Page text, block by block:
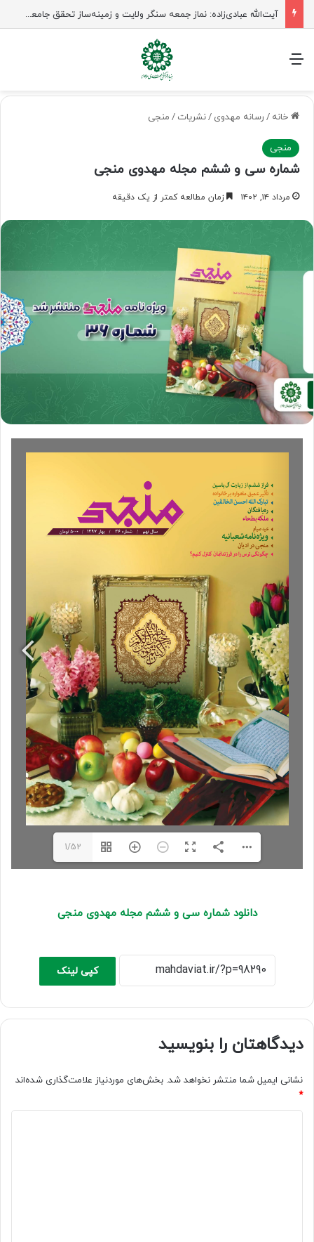
آیت‌الله عبادی‌زاده: نماز جمعه سنگر ولایت و زمینه‌ساز تحقق جامعه مهدوی است
منو
خانه / رسانه مهدوی /نشریات / منجی
منجی
شماره سی و ششم مجله مهدوی منجی
مرداد ۱۴, ۱۴۰۲ زمان مطالعه کمتر از یک دقیقه
1/52
دانلود شماره سی و ششم مجله مهدوی منجی
کپی لینک
دیدگاهتان را بنویسید
نشانی ایمیل شما منتشر نخواهد شد. بخش‌های موردنیاز علامت‌گذاری شده‌اند
*